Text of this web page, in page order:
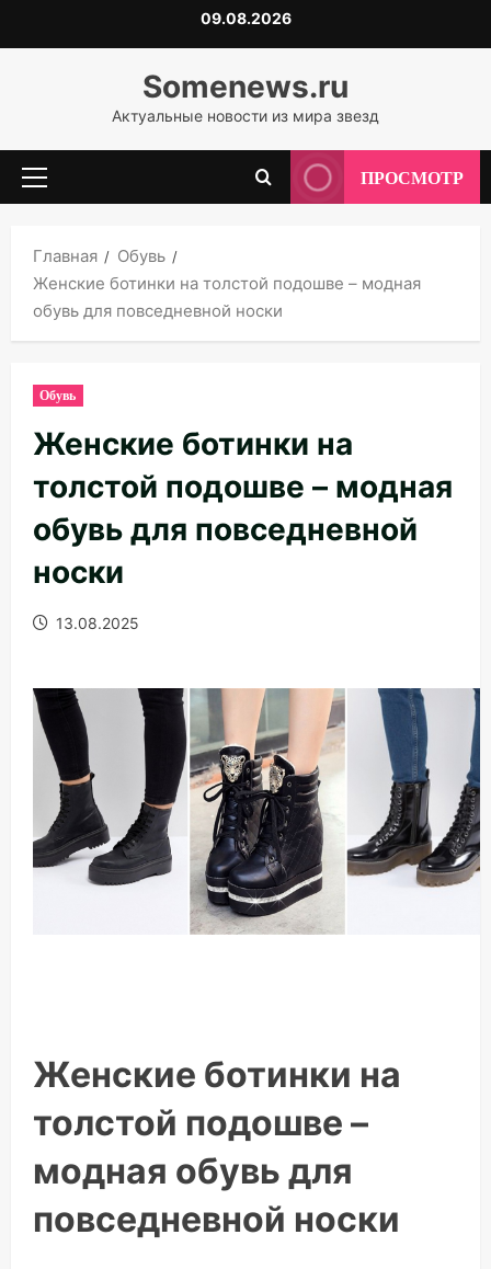
к
09.08.2026
Somenews.ru
Актуальные новости из мира звезд
Основное
ПРОСМОТР
Главная
Обувь
Женские ботинки на толстой подошве – модная
обувь для повседневной носки
Обувь
Женские ботинки на
толстой подошве – модная
обувь для повседневной
носки
13.08.2025
Женские ботинки на
толстой подошве –
модная обувь для
повседневной носки